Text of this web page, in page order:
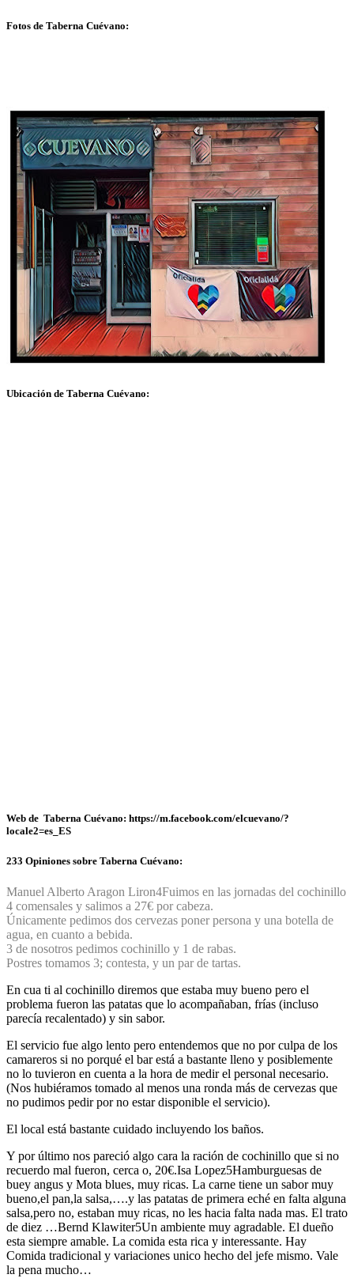
Fotos de Taberna Cuévano:
Ubicación de Taberna Cuévano:
Web de Taberna Cuévano: https://m.facebook.com/elcuevano/?
locale2=es_ES
233 Opiniones sobre Taberna Cuévano:
Manuel Alberto Aragon Liron4Fuimos en las jornadas del cochinillo
4 comensales y salimos a 27€ por cabeza.
Únicamente pedimos dos cervezas poner persona y una botella de
agua, en cuanto a bebida.
3 de nosotros pedimos cochinillo y 1 de rabas.
Postres tomamos 3; contesta, y un par de tartas.
En cua ti al cochinillo diremos que estaba muy bueno pero el
problema fueron las patatas que lo acompañaban, frías (incluso
parecía recalentado) y sin sabor.
El servicio fue algo lento pero entendemos que no por culpa de los
camareros si no porqué el bar está a bastante lleno y posiblemente
no lo tuvieron en cuenta a la hora de medir el personal necesario.
(Nos hubiéramos tomado al menos una ronda más de cervezas que
no pudimos pedir por no estar disponible el servicio).
El local está bastante cuidado incluyendo los baños.
Y por último nos pareció algo cara la ración de cochinillo que si no
recuerdo mal fueron, cerca o, 20€.Isa Lopez5Hamburguesas de
buey angus y Mota blues, muy ricas. La carne tiene un sabor muy
bueno,el pan,la salsa,….y las patatas de primera eché en falta alguna
salsa,pero no, estaban muy ricas, no les hacia falta nada mas. El trato
de diez …Bernd Klawiter5Un ambiente muy agradable. El dueño
esta siempre amable. La comida esta rica y interessante. Hay
Comida tradicional y variaciones unico hecho del jefe mismo. Vale
la pena mucho…